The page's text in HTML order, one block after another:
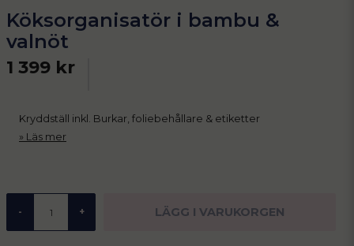
Köksorganisatör i bambu &
valnöt
1 399 kr
Kryddställ inkl. Burkar, foliebehållare & etiketter
Läs mer
- + LÄGG I VARUKORGEN